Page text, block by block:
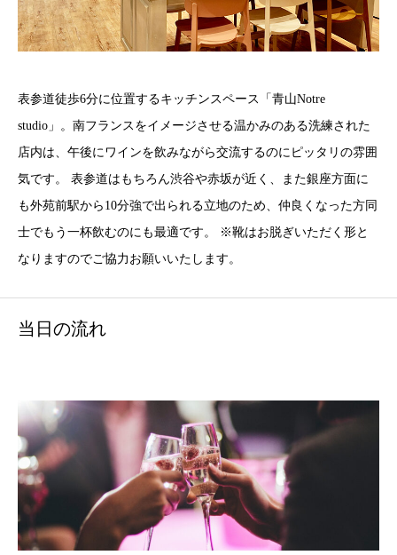
表参道徒歩6分に位置するキッチンスペース「青山Notre
studio」。南フランスをイメージさせる温かみのある洗練された
店内は、午後にワインを飲みながら交流するのにピッタリの雰囲
気です。 表参道はもちろん渋谷や赤坂が近く、また銀座方面に
も外苑前駅から10分強で出られる立地のため、仲良くなった方同
士でもう一杯飲むのにも最適です。 ※靴はお脱ぎいただく形と
なりますのでご協力お願いいたします。
当日の流れ